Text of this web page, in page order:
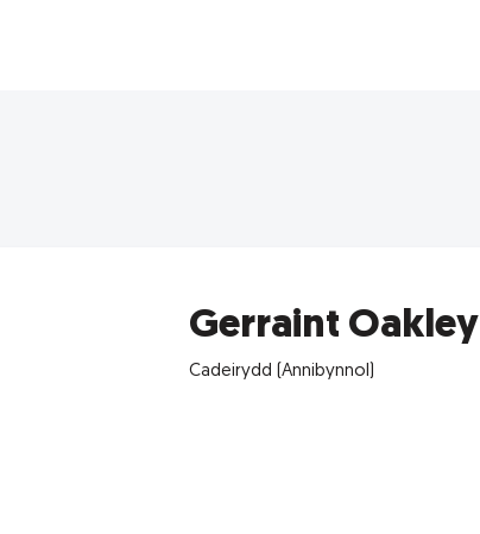
Gerraint Oakley
Cadeirydd (Annibynnol)